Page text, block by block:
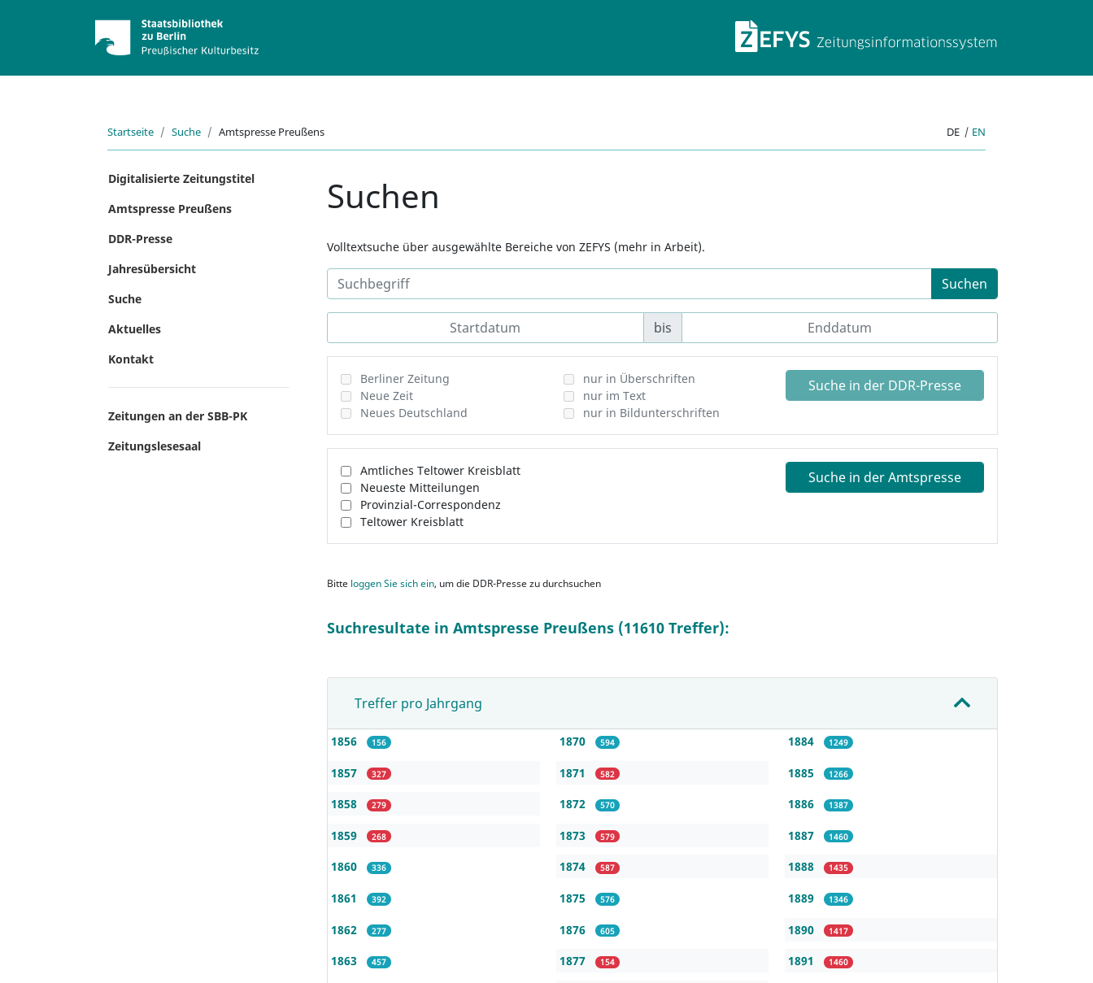
ZEFYS
Startseite Suche Amtspresse Preußens DE | EN
Digitalisierte Zeitungstitel
Amtspresse Preußens
DDR-Presse
Jahresübersicht
Suche
Aktuelles
Kontakt
Zeitungen an der SBB-PK
Zeitungslesesaal
Suchen
Volltextsuche über ausgewählte Bereiche von ZEFYS (mehr in Arbeit).
Suchen
bis
Berliner Zeitung
Neue Zeit
Neues Deutschland
nur in Überschriften
nur im Text
nur in Bildunterschriften
Suche in der DDR-Presse
Amtliches Teltower Kreisblatt
Neueste Mitteilungen
Provinzial-Correspondenz
Teltower Kreisblatt
Suche in der Amtspresse
Bitte loggen Sie sich ein, um die DDR-Presse zu durchsuchen
Suchresultate in Amtspresse Preußens (11610 Treffer):
Treffer pro Jahrgang
1856 156
1857 327
1858 279
1859 268
1860 336
1861 392
1862 277
1863 457
1870 594
1871 582
1872 570
1873 579
1874 587
1875 576
1876 605
1877 154
1884 1249
1885 1266
1886 1387
1887 1460
1888 1435
1889 1346
1890 1417
1891 1460